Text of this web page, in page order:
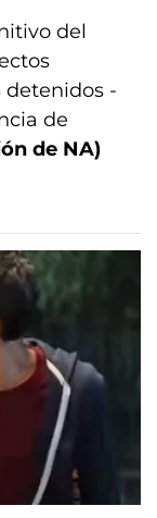
del
detenidos -
de
de NA)